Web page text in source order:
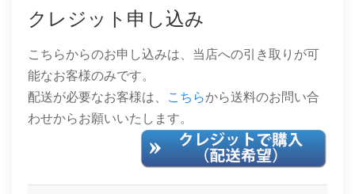
クレジット申し込み
こちらからのお申し込みは、当店への引き取りが可
能なお客様のみです。
配送が必要なお客様は、
こちらから送料のお問い合
わせからお願いいたします。